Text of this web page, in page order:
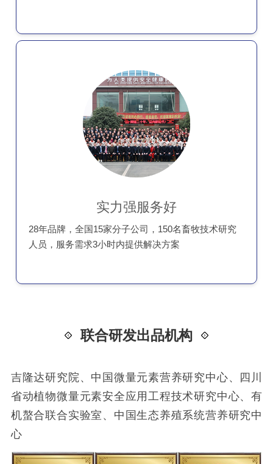
实力强服务好
28年品牌，全国15家分子公司，150名畜牧技术研究
人员，服务需求3小时内提供解决方案
联合研发出品机构
吉隆达研究院、中国微量元素营养研究中心、四川
省动植物微量元素安全应用工程技术研究中心、有
机螯合联合实验室、中国生态养殖系统营养研究中
心